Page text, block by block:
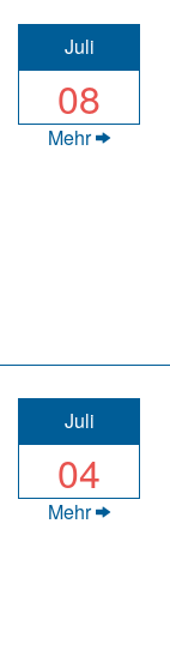
Juli
08
Mehr
Juli
04
Mehr